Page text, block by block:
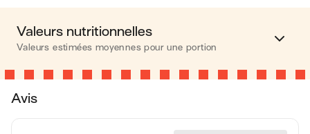
Valeurs nutritionnelles
Valeurs estimées moyennes pour une portion
Calories 403 kcal
Avis